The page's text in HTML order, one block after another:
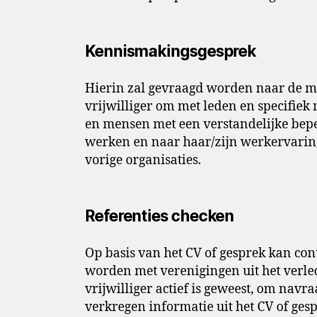
Kennismakingsgesprek
Hierin zal gevraagd worden naar de
vrijwilliger om met leden en specifiek
en mensen met een verstandelijke
werken en naar haar/zijn
vorige organisaties.
Referenties checken
Op basis van het CV of gesprek kan
worden met verenigingen uit het
vrijwilliger actief is geweest, om
verkregen informatie uit het CV of